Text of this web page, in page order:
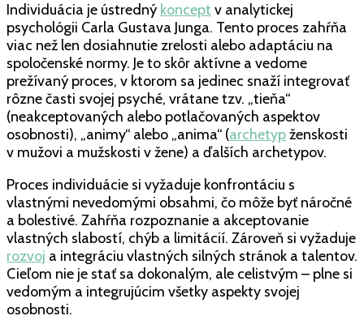
Individuácia je ústredný koncept v analytickej
psychológii Carla Gustava Junga. Tento proces zahŕňa
viac než len dosiahnutie zrelosti alebo adaptáciu na
spoločenské normy. Je to skôr aktívne a vedome
prežívaný proces, v ktorom sa jedinec snaží integrovať
rôzne časti svojej psyché, vrátane tzv. „tieňa“
(neakceptovaných alebo potlačovaných aspektov
osobnosti), „animy“ alebo „anima“ (archetypženskosti
v mužovi a mužskosti v žene) a ďalších archetypov.
Proces individuácie si vyžaduje konfrontáciu s
vlastnými nevedomými obsahmi, čo môže byť náročné
a bolestivé. Zahŕňa rozpoznanie a akceptovanie
vlastných slabostí, chýb a limitácií. Zároveň si vyžaduje
rozvoj a integráciu vlastných silných stránok a talentov.
Cieľom nie je stať sa dokonalým, ale celistvým – plne si
vedomým a integrujúcim všetky aspekty svojej
osobnosti.